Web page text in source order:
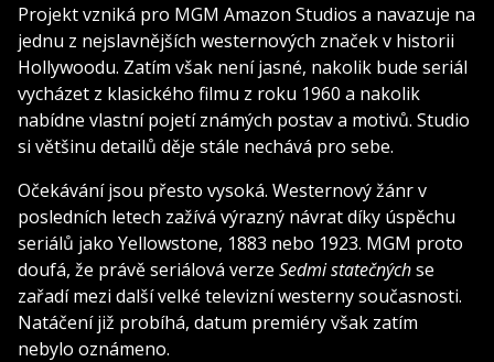
Projekt vzniká pro MGM Amazon Studios a navazuje na
jednu z nejslavnějších westernových značek v historii
Hollywoodu. Zatím však není jasné, nakolik bude seriál
vycházet z klasického filmu z roku 1960 a nakolik
nabídne vlastní pojetí známých postav a motivů. Studio
si většinu detailů děje stále nechává pro sebe.
Očekávání jsou přesto vysoká. Westernový žánr v
posledních letech zažívá výrazný návrat díky úspěchu
seriálů jako Yellowstone, 1883 nebo 1923. MGM proto
doufá, že právě seriálová verze Sedmi statečnýchse
zařadí mezi další velké televizní westerny současnosti.
Natáčení již probíhá, datum premiéry však zatím
nebylo oznámeno.